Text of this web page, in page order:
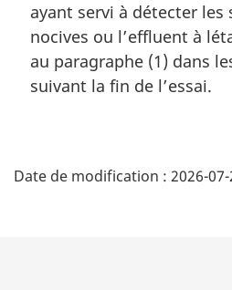
ayant servi à détecter les
nocives ou l’effluent à
au paragraphe (1) dans
suivant la fin de l’essai.
é
Date de modification : 2026-